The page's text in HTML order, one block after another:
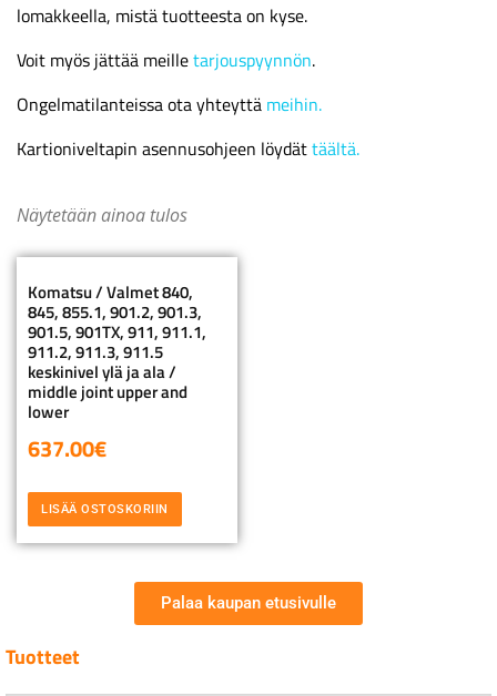
lomakkeella, mistä tuotteesta on kyse.
Voit myös jättää meilletarjouspyynnön.
Ongelmatilanteissa ota yhteyttä meihin.
Kartioniveltapin asennusohjeen löydättäältä.
Näytetään ainoa tulos
Komatsu / Valmet 840,
845, 855.1, 901.2, 901.3,
901.5, 901TX, 911, 911.1,
911.2, 911.3, 911.5
keskinivel ylä ja ala /
middle joint upper and
lower
637.00€
LISÄÄ OSTOSKORIIN
Palaa kaupan etusivulle
Tuotteet